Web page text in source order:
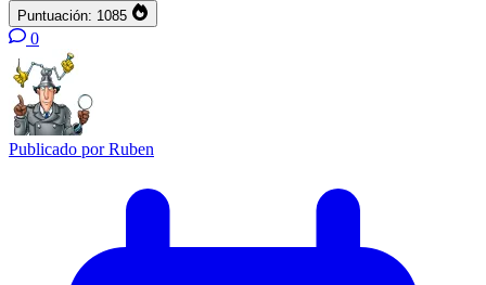
Puntuación: 1085
0
Publicado porRuben